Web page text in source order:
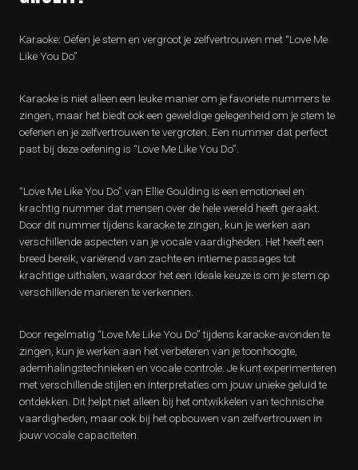
Karaoke: Oefen je stem en vergroot je zelfvertrouwen met “Love Me
Like You Do”
Karaoke is niet alleen een leuke manier om je favoriete nummers te
zingen, maar het biedt ook een geweldige gelegenheid om je stem te
oefenen en je zelfvertrouwen te vergroten. Een nummer dat perfect
past bij deze oefening is “Love Me Like You Do”.
“Love Me Like You Do” van Ellie Goulding is een emotioneel en
krachtig nummer dat mensen over de hele wereld heeft geraakt.
Door dit nummer tijdens karaoke te zingen, kun je werken aan
verschillende aspecten van je vocale vaardigheden. Het heeft een
breed bereik, variërend van zachte en intieme passages tot
krachtige uithalen, waardoor het een ideale keuze is om je stem op
verschillende manieren te verkennen.
Door regelmatig “Love Me Like You Do” tijdens karaoke-avonden te
zingen, kun je werken aan het verbeteren van je toonhoogte,
ademhalingstechnieken en vocale controle. Je kunt experimenteren
met verschillende stijlen en interpretaties om jouw unieke geluid te
ontdekken. Dit helpt niet alleen bij het ontwikkelen van technische
vaardigheden, maar ook bij het opbouwen van zelfvertrouwen in
jouw vocale capaciteiten.